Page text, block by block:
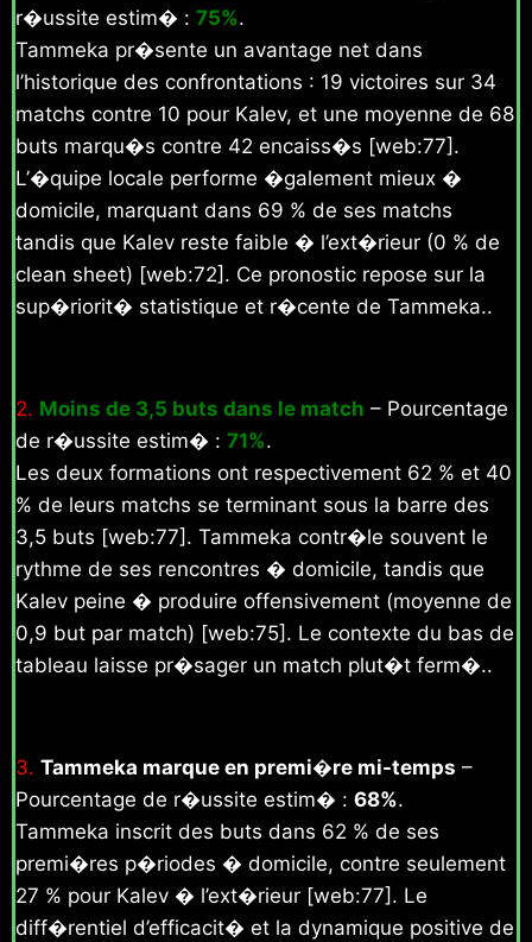
r�ussite estim� : 75%.
Tammeka pr�sente un avantage net dans
l’historique des confrontations : 19 victoires sur 34
matchs contre 10 pour Kalev, et une moyenne de 68
buts marqu�s contre 42 encaiss�s [web:77].
L’�quipe locale performe �galement mieux �
domicile, marquant dans 69 % de ses matchs
tandis que Kalev reste faible � l’ext�rieur (0 % de
clean sheet) [web:72]. Ce pronostic repose sur la
sup�riorit� statistique et r�cente de Tammeka..
2. Moins de 3,5 buts dans le match – Pourcentage
de r�ussite estim� : 71%.
Les deux formations ont respectivement 62 % et 40
% de leurs matchs se terminant sous la barre des
3,5 buts [web:77]. Tammeka contr�le souvent le
rythme de ses rencontres � domicile, tandis que
Kalev peine � produire offensivement (moyenne de
0,9 but par match) [web:75]. Le contexte du bas de
tableau laisse pr�sager un match plut�t ferm�..
3. Tammeka marque en premi�re mi-temps –
Pourcentage de r�ussite estim� : 68%.
Tammeka inscrit des buts dans 62 % de ses
premi�res p�riodes � domicile, contre seulement
27 % pour Kalev � l’ext�rieur [web:77]. Le
diff�rentiel d’efficacit� et la dynamique positive de